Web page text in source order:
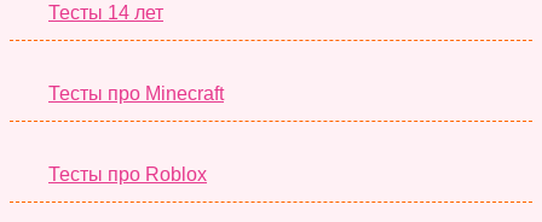
Тесты 14 лет
Тесты про Minecraft
Тесты про Roblox